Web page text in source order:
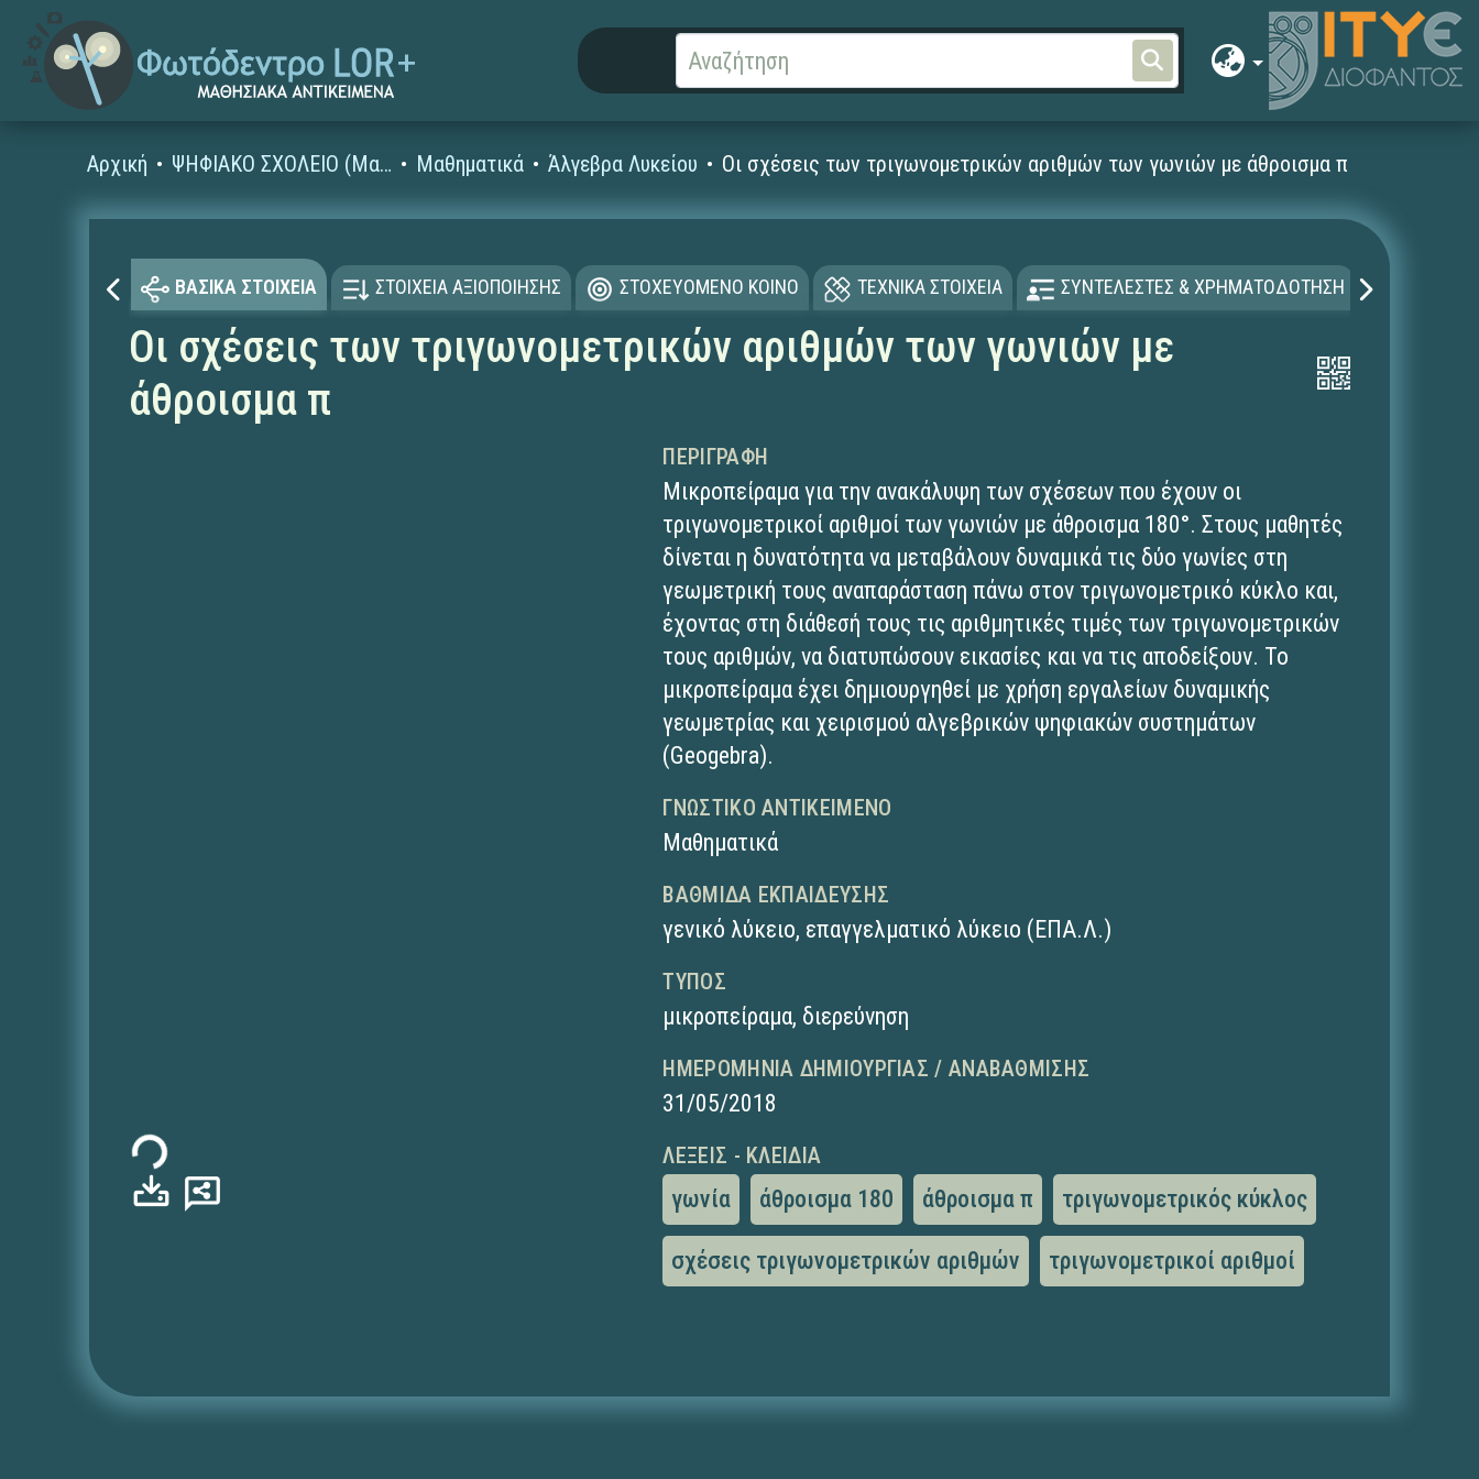
Αρχική ΨΗΦΙΑΚΟ ΣΧΟΛΕΙΟ (Μαθησιακά Αντικείμενα) Μαθηματικά Άλγεβρα Λυκείου Οι σχέσεις των τριγωνομετρικών αριθμών των γωνιών με άθροισμα π
ΒΑΣΙΚΑ ΣΤΟΙΧΕΙΑ ΣΤΟΙΧΕΙΑ ΑΞΙΟΠΟΙΗΣΗΣ ΣΤΟΧΕΥΟΜΕΝΟ ΚΟΙΝΟ ΤΕΧΝΙΚΑ ΣΤΟΙΧΕΙΑ ΣΥΝΤΕΛΕΣΤΕΣ & ΧΡΗΜΑΤΟΔΟΤΗΣΗ
Οι σχέσεις των τριγωνομετρικών αριθμών των γωνιών με
άθροισμα π
Φόρτωση...
ΠΕΡΙΓΡΑΦΉ
Μικροπείραμα για την ανακάλυψη των σχέσεων που έχουν οι
τριγωνομετρικοί αριθμοί των γωνιών με άθροισμα 180°. Στους μαθητές
δίνεται η δυνατότητα να μεταβάλουν δυναμικά τις δύο γωνίες στη
γεωμετρική τους αναπαράσταση πάνω στον τριγωνομετρικό κύκλο και,
έχοντας στη διάθεσή τους τις αριθμητικές τιμές των τριγωνομετρικών
τους αριθμών, να διατυπώσουν εικασίες και να τις αποδείξουν. Το
μικροπείραμα έχει δημιουργηθεί με χρήση εργαλείων δυναμικής
γεωμετρίας και χειρισμού αλγεβρικών ψηφιακών συστημάτων
(Geogebra).
ΓΝΩΣΤΙΚΌ ΑΝΤΙΚΕΊΜΕΝΟ
Μαθηματικά
ΒΑΘΜΊΔΑ ΕΚΠΑΊΔΕΥΣΗΣ
γενικό λύκειο, επαγγελματικό λύκειο (ΕΠΑ.Λ.)
ΤΎΠΟΣ
μικροπείραμα, διερεύνηση
ΗΜΕΡΟΜΗΝΊΑ ΔΗΜΙΟΥΡΓΊΑΣ / ΑΝΑΒΆΘΜΙΣΗΣ
31/05/2018
ΛΈΞΕΙΣ - ΚΛΕΙΔΙΆ
γωνία άθροισμα 180 άθροισμα π τριγωνομετρικός κύκλος
σχέσεις τριγωνομετρικών αριθμών τριγωνομετρικοί αριθμοί